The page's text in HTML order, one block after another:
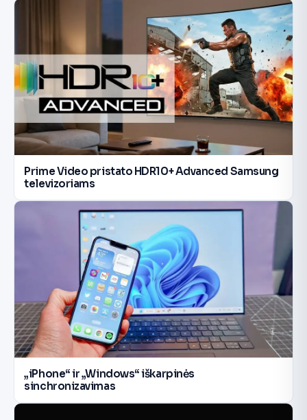
Prime Video pristato HDR10+ Advanced Samsung
televizoriams
„iPhone“ ir „Windows“ iškarpinės
sinchronizavimas